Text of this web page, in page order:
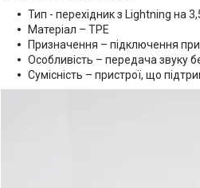
Тип - перехідник з Lightning на
Матеріал – TPE
Призначення – підключення
Особливість – передача звуку
Сумісність – пристрої, що